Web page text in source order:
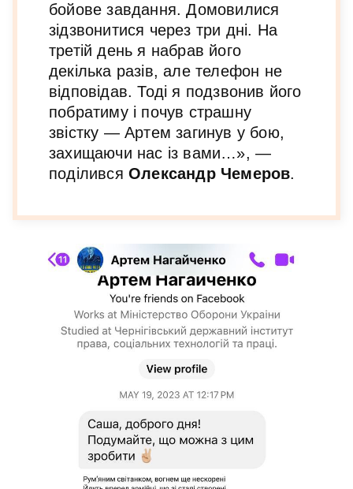
бойове завдання. Домовилися
зідзвонитися через три дні. На
третій день я набрав його
декілька разів, але телефон не
відповідав. Тоді я подзвонив його
побратиму і почув страшну
звістку — Артем загинув у бою,
захищаючи нас із вами…», —
поділився Олександр Чемеров.